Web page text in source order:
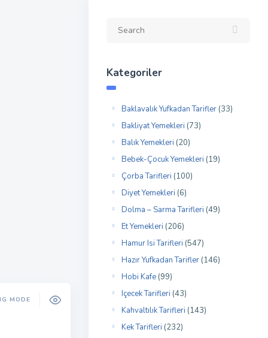
MODE
Kategoriler
Baklavalık Yufkadan Tarifler (33)
Bakliyat Yemekleri (73)
Balık Yemekleri (20)
Bebek-Çocuk Yemekleri (19)
Çorba Tarifleri (100)
Diyet Yemekleri (6)
Dolma – Sarma Tarifleri (49)
Et Yemekleri (206)
Hamur Isi Tarifleri (547)
Hazır Yufkadan Tarifler (146)
Hobi Kafe (99)
Içecek Tarifleri (43)
Kahvaltılık Tarifleri (143)
Kek Tarifleri (232)